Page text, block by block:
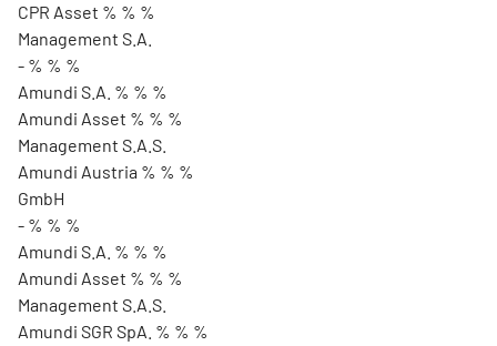
CPR Asset % % %
Management S.A.
- % % %
Amundi S.A. % % %
Amundi Asset % % %
Management S.A.S.
Amundi Austria % % %
GmbH
- % % %
Amundi S.A. % % %
Amundi Asset % % %
Management S.A.S.
Amundi SGR SpA. % % %